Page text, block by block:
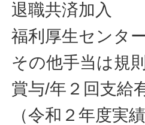
退職共済加入
福利厚生センタ
その他手当は規
賞与/年２回支給
（令和２年度実